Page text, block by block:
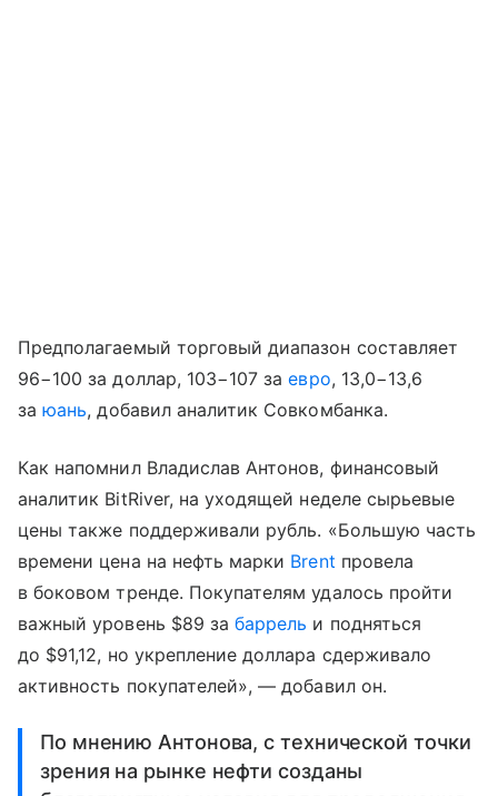
Предполагаемый торговый диапазон составляет
96−100 за доллар, ‪103−107 заевро, 13,0−13,6
заюань, добавил аналитик Совкомбанка.
Как напомнил Владислав Антонов, финансовый
аналитик BitRiver, на уходящей неделе сырьевые
цены также поддерживали рубль. «Большую часть
времени цена на нефть марки Brent провела
в боковом тренде. Покупателям удалось пройти
важный уровень $89 забаррель и подняться
до $91,12, но укрепление доллара сдерживало
активность покупателей», — добавил он.
По мнению Антонова, с технической точки
зрения на рынке нефти созданы